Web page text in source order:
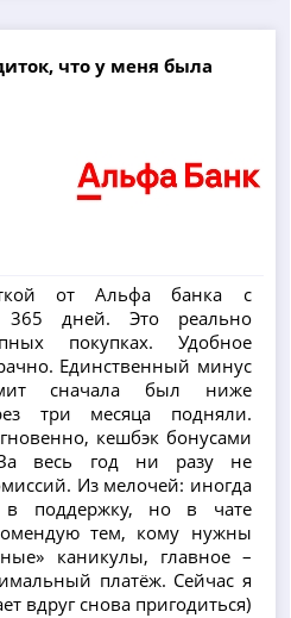
что у меня была
от Альфа банка с
365 дней. Это реально
покупках. Удобное
Единственный минус
сначала был ниже
три месяца подняли.
кешбэк бонусами
За весь год ни разу не
Из мелочей: иногда
в поддержку, но в чате
тем, кому нужны
каникулы, главное –
платёж. Сейчас я
вдруг снова пригодиться)